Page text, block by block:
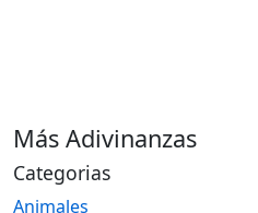
Más Adivinanzas
Categorias
Animales